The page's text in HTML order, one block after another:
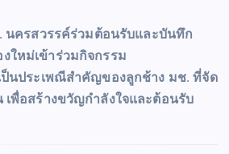
นครสวรรค์ร่วมต้อนรับและบันทึก
ใหม่เข้าร่วมกิจกรรม
ป็นประเพณีสำคัญของลูกช้าง มช. ที่จัด
เพื่อสร้างขวัญกำลังใจและต้อนรับ